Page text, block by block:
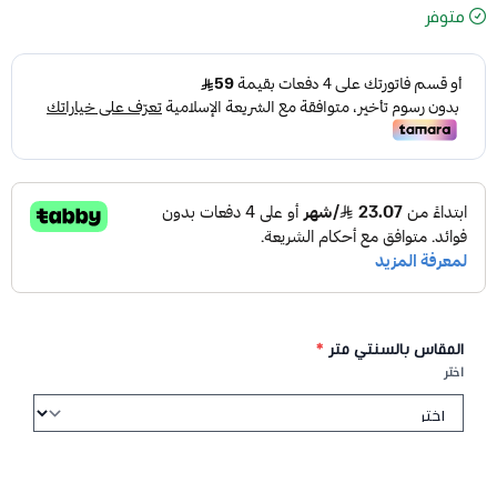
متوفر
المقاس بالسنتي متر *
اختر